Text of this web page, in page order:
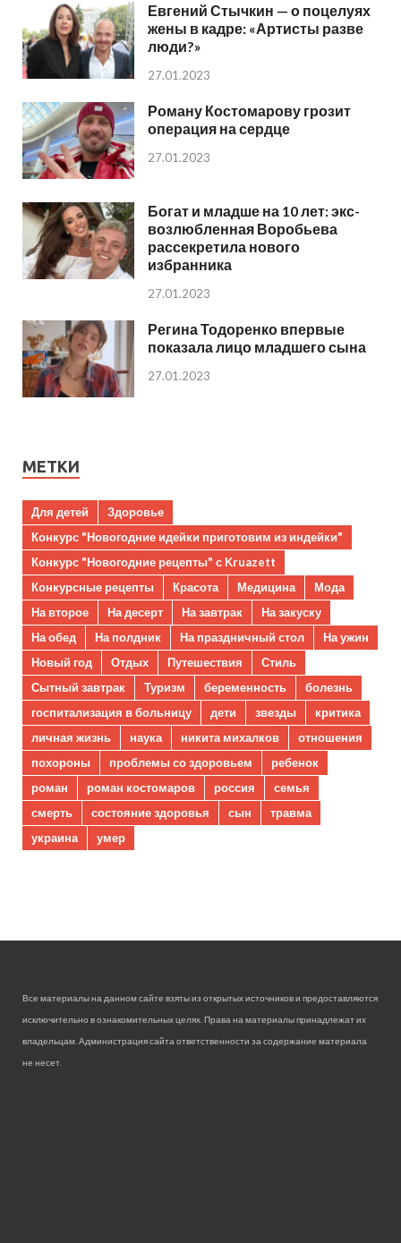
Евгений Стычкин — о поцелуях
жены в кадре: «Артисты разве
люди?»
27.01.2023
Роману Костомарову грозит
операция на сердце
27.01.2023
Богат и младше на 10 лет: экс-
возлюбленная Воробьева
рассекретила нового
избранника
27.01.2023
Регина Тодоренко впервые
показала лицо младшего сына
27.01.2023
МЕТКИ
Для детей
Здоровье
Конкурс "Новогодние идейки приготовим из индейки"
Конкурс "Новогодние рецепты" с Kruazett
Конкурсные рецепты
Красота Медицина
Мода
На второе
На десерт На завтрак
На закуску
На обед
На полдник На праздничный стол
На ужин
Новый год
Отдых Путешествия
Стиль
Сытный завтрак
Туризм беременность
болезнь
госпитализация в больницу
дети звезды
критика
личная жизнь
наука никита михалков
отношения
похороны
проблемы со здоровьем
ребенок
роман
роман костомаров россия
семья
смерть
состояние здоровья сын
травма
украина
умер
Все материалы на данном сайте взяты из открытых источников и предоставляются
исключительно в ознакомительных целях. Права на материалы принадлежат их
владельцам. Администрация сайта ответственности за содержание материала
не несет.